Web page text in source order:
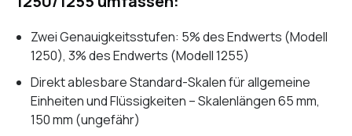
Zwei Genauigkeitsstufen: 5% des Endwerts (Modell
1250), 3% des Endwerts (Modell 1255)
Direkt ablesbare Standard-Skalen für allgemeine
Einheiten und Flüssigkeiten – Skalenlängen 65 mm,
150 mm (ungefähr)